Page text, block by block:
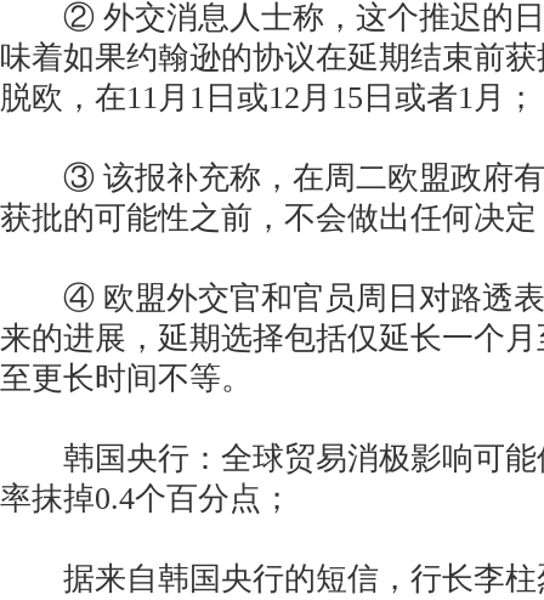
② 外交消息人士称，这个推迟的日
味着如果约翰逊的协议在延期结束前
脱欧，在11月1日或12月15日或者1月；
③ 该报补充称，在周二欧盟政府有
获批的可能性之前，不会做出任何决定
④ 欧盟外交官和官员周日对路透表
来的进展，延期选择包括仅延长一个
至更长时间不等。
韩国央行：全球贸易消极影响可能
率抹掉0.4个百分点；
据来自韩国央行的短信，行长李柱